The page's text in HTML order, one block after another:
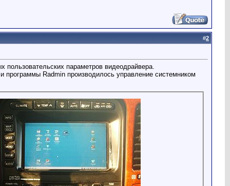
#2
параметров видеодрайвера.
программы Radmin производилось управление системником